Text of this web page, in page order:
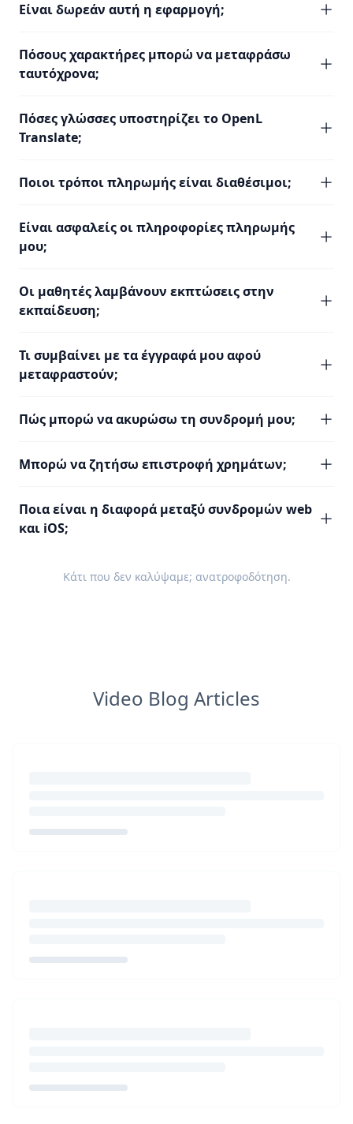
Είναι δωρεάν αυτή η εφαρμογή;
Πόσους χαρακτήρες μπορώ να μεταφράσω
ταυτόχρονα;
Πόσες γλώσσες υποστηρίζει το OpenL
Translate;
Ποιοι τρόποι πληρωμής είναι διαθέσιμοι;
Είναι ασφαλείς οι πληροφορίες πληρωμής
μου;
Οι μαθητές λαμβάνουν εκπτώσεις στην
εκπαίδευση;
Τι συμβαίνει με τα έγγραφά μου αφού
μεταφραστούν;
Πώς μπορώ να ακυρώσω τη συνδρομή μου;
Μπορώ να ζητήσω επιστροφή χρημάτων;
Ποια είναι η διαφορά μεταξύ συνδρομών web
και iOS;
Κάτι που δεν καλύψαμε; ανατροφοδότηση.
Video Blog Articles